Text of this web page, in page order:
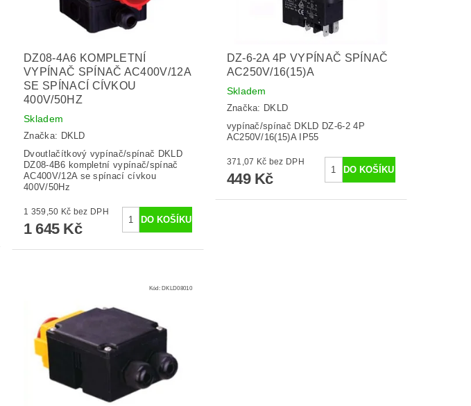
DZ08-4A6 KOMPLETNÍ
VYPÍNAČ SPÍNAČ AC400V/12A
SE SPÍNACÍ CÍVKOU
400V/50HZ
Skladem
Značka: DKLD
Dvoutlačítkový vypínač/spínač DKLD
DZ08-4B6 kompletní vypínač/spínač
AC400V/12A se spínací cívkou
400V/50Hz
1 359,50 Kč bez DPH
1 645 Kč
DZ-6-2A 4P VYPÍNAČ SPÍNAČ
AC250V/16(15)A
Skladem
Značka: DKLD
vypínač/spínač DKLD DZ-6-2 4P
AC250V/16(15)A IP55
371,07 Kč bez DPH
449 Kč
Kód:DKLD08010